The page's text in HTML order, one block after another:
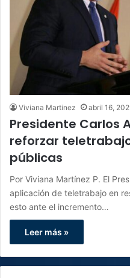
Viviana Martinez abril 16,
Presidente Carlos
reforzar
públicas
Por Viviana Martínez P. El
aplicación de teletrabajo en
esto ante el incremento…
Leer más »